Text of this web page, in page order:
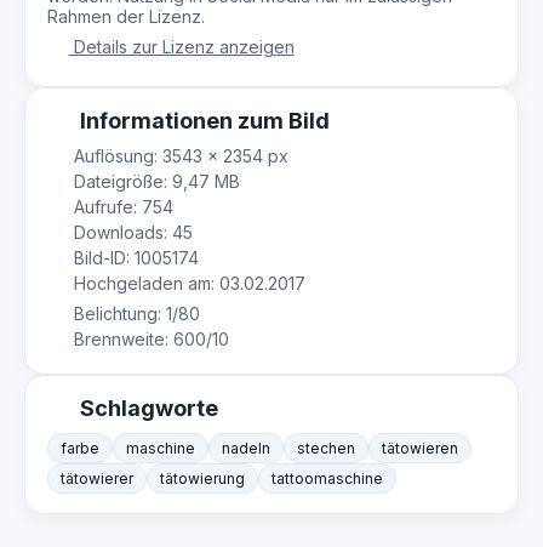
Rahmen der Lizenz.
Details zur Lizenz anzeigen
Informationen zum Bild
Auflösung: 3543 × 2354 px
Dateigröße: 9,47 MB
Aufrufe: 754
Downloads: 45
Bild-ID: 1005174
Hochgeladen am: 03.02.2017
Belichtung: 1/80
Brennweite: 600/10
Schlagworte
farbe maschine nadeln stechen
tätowieren
tätowierer
tätowierung tattoomaschine